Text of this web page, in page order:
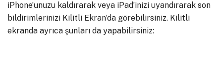
iPhone’unuzu kaldırarak veya iPad’inizi uyandırarak son
bildirimlerinizi Kilitli Ekran’da görebilirsiniz. Kilitli
ekranda ayrıca şunları da yapabilirsiniz: